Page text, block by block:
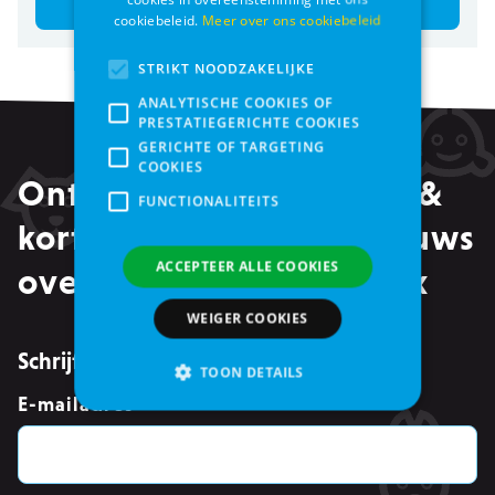
Ontvang alle promoties &
kortingen, maar ook nieuws
over events in je mailbox
Schrijf je in voor de nieuwsbrief
E-mailadres*
cookiebeleid. Meer over ons cookiebeleid
STRIKT NOODZAKELIJKE
ANALYTISCHE COOKIES OF
PRESTATIEGERICHTE COOKIES
GERICHTE OF TARGETING
COOKIES
FUNCTIONALITEITS
ACCEPTEER ALLE COOKIES
WEIGER COOKIES
TOON DETAILS
Analytische cookies of prestatiegerichte cookies